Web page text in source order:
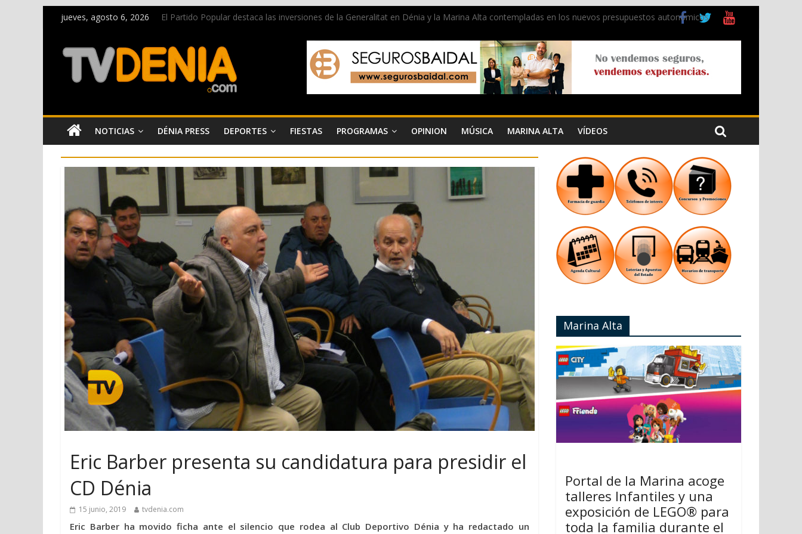
jueves, agosto 6, 2026
El Partido Popular destaca las inversiones de la Generalitat en Dénia y la Marina Alta contempladas en los nuevos presupuestos autonómicos
El XII Festival de Jazz de Dénia reunirá durante agosto a figuras nacionales e internacionales en los Jardins de Torrecremada
Los Moros y Cristianos 2026 reciben las llaves de la ciudad y dan inicio a las fiestas en Dénia
Una nueva campaña anima a la juventud a disfrutar de la fiesta sin alcohol
NOTICIAS DÉNIA PRESS DEPORTES FIESTAS PROGRAMAS OPINION MÚSICA MARINA ALTA VÍDEOS
Eric Barber presenta su candidatura para presidir el
CD Dénia
15 junio, 2019 tvdenia.com
Eric Barber ha movido ficha ante el silencio que rodea al Club Deportivo Dénia y ha redactado un
Marina Alta
Portal de la Marina acoge
talleres Infantiles y una
exposición de LEGO® para
toda la familia durante el